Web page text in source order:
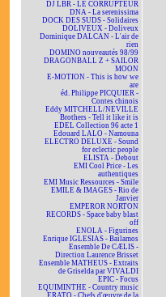
DJ LBR - LE CORRUPTEUR
DNA - La serenissima
DOCK DES SUDS - Solidaires
DOLIVEUX - Doliveux
Dominique DALCAN - L'air de
rien
DOMINO nouveautés 98/99
DRAGONBALL Z + SAILOR
MOON
E-MOTION - This is how we
are
éd. Philippe PICQUIER -
Contes chinois
Eddy MITCHELL/NEVILLE
Brothers - Tell it like it is
EDEL Collection 96 acte 1
Edouard LALO - Namouna
ELECTRO DELUXE - Sound
for eclectic people
ELISTA - Debout
EMI Cool Price - Les
authentiques
EMI Music Ressources - Smile
EMILE & IMAGES - Rio de
Janvier
EMPEROR NORTON
RECORDS - Space baby blast
off
ENOLA - Figurines
Enrique IGLESIAS - Bailamos
Ensemble De CÆLIS -
Direction Laurence Brisset
Ensemble MATHEUS - Extraits
de Griselda par VIVALDI
EPIC - Focus
EQUIMINTHE - Country music
ERATO - Chefs d'œuvre de la